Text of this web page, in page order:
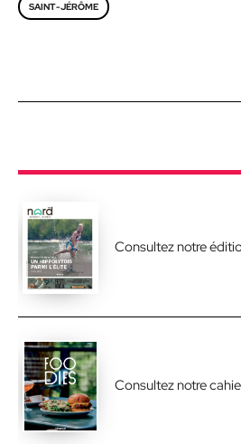
SAINT-JÉRÔME
Consultez notre
Consultez notre